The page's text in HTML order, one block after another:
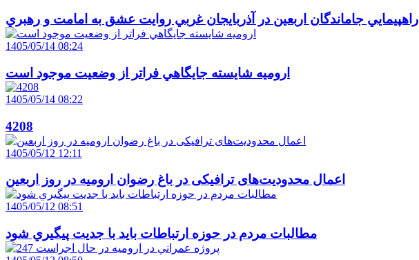
راهپيمايي جاماندگان اربعين در آذربايجان غربي روايت عشق به امامت و رهبري
1405/05/14 08:24
اروميه شايسته جايگاهي فراتر از وضعيت موجود است
1405/05/14 08:22
4208
1405/05/12 12:11
اعمال محدودیت‌های ترافیکی در باغ رضوان ارومیه در روز اربعین
1405/05/12 08:51
مطالبات مردم در حوزه ارتباطات بايد با جديت پيگيري شود